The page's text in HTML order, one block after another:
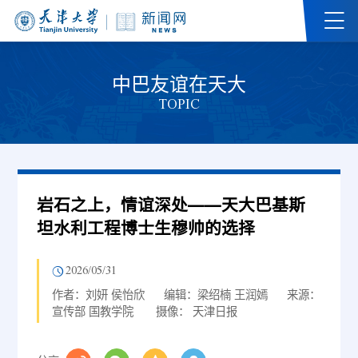
中巴友谊在天大
TOPIC
岩石之上，情谊深处——天大巴基斯
坦水利工程博士生穆帅的选择
2026/05/31
作者：刘妍 侯怡欣 编辑：梁绍楠 王润嫣
来源：
宣传部 国教学院
摄像： 天津日报